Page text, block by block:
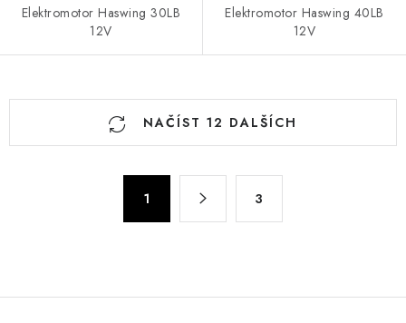
Elektromotor Haswing 30LB
12V
Elektromotor Haswing 40LB
12V
p
NAČÍST 12 DALŠÍCH
k
1 3